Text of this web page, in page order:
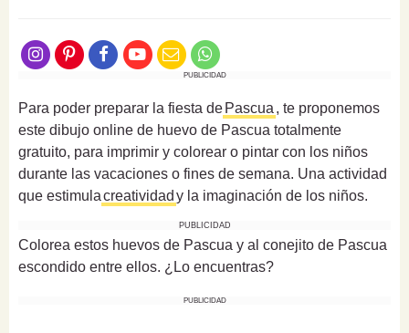
PUBLICIDAD
Para poder preparar la fiesta de Pascua , te proponemos
este dibujo online de huevo de Pascua totalmente
gratuito, para imprimir y colorear o pintar con los niños
durante las vacaciones o fines de semana. Una actividad
que estimulacreatividad y la imaginación de los niños.
PUBLICIDAD
Colorea estos huevos de Pascua y al conejito de Pascua
escondido entre ellos. ¿Lo encuentras?
PUBLICIDAD